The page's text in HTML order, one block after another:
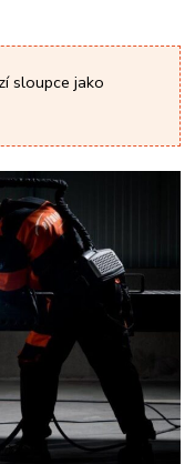
sloupce jako